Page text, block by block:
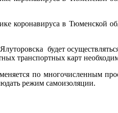
коронавируса в Тюменской
будет
транспортных карт
по многочисленным
режим самоизоляции.